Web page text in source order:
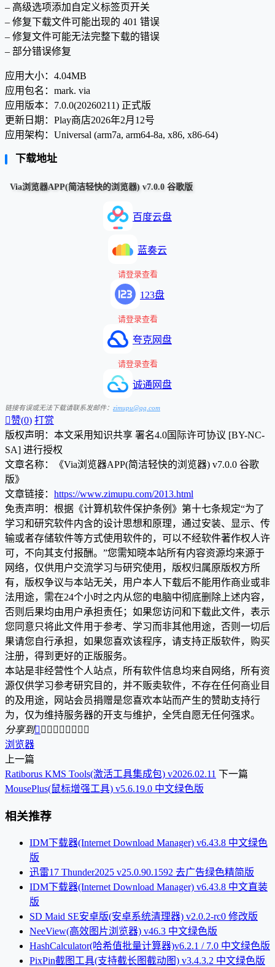
– 高级选项添加自定义标签页开关
– 修复下载文件可能出现的 401 错误
– 修复文件可能无法完整下载的错误
– 部分错误修复
应用大小：4.04MB
应用包名：mark. via
应用版本：7.0.0(20260211) 正式版
更新日期：Play商店2026年2月12号
应用架构：Universal (arm7a, arm64-8a, x86, x86-64)
下载地址
Via浏览器APP(简洁轻快的浏览器) v7.0.0 谷歌版
百度云盘
蓝奏云
请登录查看
123盘
请登录查看
夸克网盘
请登录查看
诚通网盘
链接有误或无法下载请联系发邮件： zimupu@qq.com
赞(0) 打赏
版权声明：本文采用知识共享 署名4.0国际许可协议 [BY-NC-
SA] 进行授权
文章名称：《Via浏览器APP(简洁轻快的浏览器) v7.0.0 谷歌
版》
文章链接： https://www.zimupu.com/2013.html
免责声明：根据《计算机软件保护条例》第十七条规定“为了
学习和研究软件内含的设计思想和原理，通过安装、显示、传
输或者存储软件等方式使用软件的，可以不经软件著作权人许
可，不向其支付报酬。”您需知晓本站所有内容资源均来源于
网络，仅供用户交流学习与研究使用，版权归属原版权方所
有，版权争议与本站无关，用户本人下载后不能用作商业或非
法用途，需在24个小时之内从您的电脑中彻底删除上述内容，
否则后果均由用户承担责任；如果您访问和下载此文件，表示
您同意只将此文件用于参考、学习而非其他用途，否则一切后
果请您自行承担，如果您喜欢该程序，请支持正版软件，购买
注册，得到更好的正版服务。
本站是非经营性个人站点，所有软件信息均来自网络，所有资
源仅供学习参考研究目的，并不贩卖软件，不存在任何商业目
的及用途，网站会员捐赠是您喜欢本站而产生的赞助支持行
为，仅为维持服务器的开支与维护，全凭自愿无任何强求。
分享到        
浏览器
上一篇
Ratiborus KMS Tools(激活工具集成包) v2026.02.11 下一篇
MousePlus(鼠标增强工具) v5.6.19.0 中文绿色版
相关推荐
IDM下载器(Internet Download Manager) v6.43.8 中文绿色
版
迅雷17 Thunder2025 v25.0.90.1592 去广告绿色精简版
IDM下载器(Internet Download Manager) v6.43.8 中文直装
版
SD Maid SE安卓版(安卓系统清理器) v2.0.2-rc0 修改版
NeeView(高效图片浏览器) v46.3 中文绿色版
HashCalculator(哈希值批量计算器)v6.2.1 / 7.0 中文绿色版
PixPin截图工具(支持截长图截动图) v3.4.3.2 中文绿色版